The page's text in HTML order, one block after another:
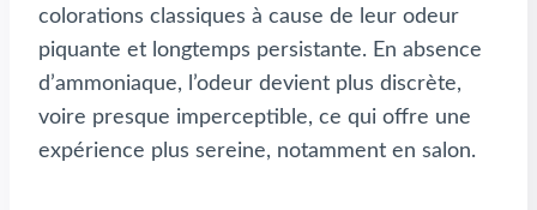
colorations classiques à cause de leur odeur
piquante et longtemps persistante. En absence
d’ammoniaque, l’odeur devient plus discrète,
voire presque imperceptible, ce qui offre une
expérience plus sereine, notamment en salon.